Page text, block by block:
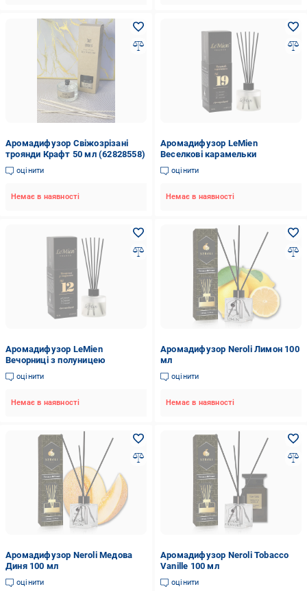
Аромадифузор Свіжозрізані
троянди Крафт 50 мл (62828558)
оцінити
Немає в наявності
Аромадифузор LeMien
Веселкові карамельки
оцінити
Немає в наявності
Аромадифузор LeMien
Вечорниці з полуницею
оцінити
Немає в наявності
Аромадифузор Neroli Лимон 100
мл
оцінити
Немає в наявності
Аромадифузор Neroli Медова
Диня 100 мл
оцінити
Аромадифузор Neroli Tobacco
Vanille 100 мл
оцінити